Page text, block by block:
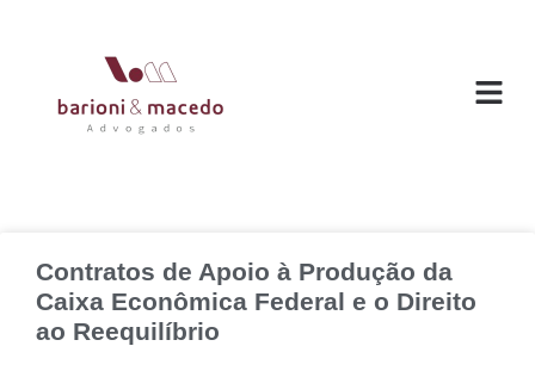
Contratos de Apoio à Produção da
Caixa Econômica Federal e o Direito
ao Reequilíbrio